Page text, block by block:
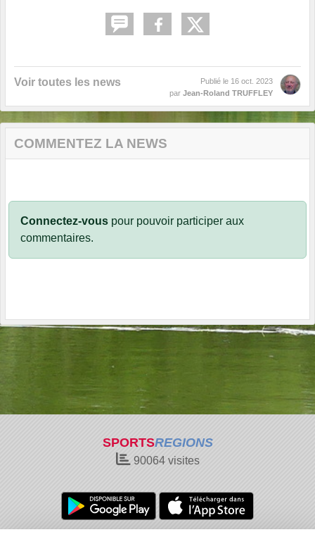
Voir toutes les news Publié le 16 oct. 2023
par Jean-Roland TRUFFLEY
COMMENTEZ LA NEWS
Connectez-vous pour pouvoir participer aux
commentaires.
SPORTSREGIONS
90064visites